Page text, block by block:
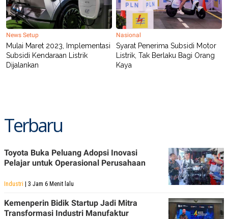
K
G
M
E
D
I
A
.
I
SITEMAP
PEMBERITAAN
SIBER
POLICY
News Setup
Mulai Maret 2023, Implementasi
Subsidi Kendaraan Listrik
Dijalankan
Nasional
Syarat Penerima Subsidi Motor
Listrik, Tak Berlaku Bagi Orang
Kaya
Terbaru
Toyota Buka Peluang Adopsi Inovasi
Pelajar untuk Operasional Perusahaan
Industri | 3 Jam 6 Menit lalu
Kemenperin Bidik Startup Jadi Mitra
Transformasi Industri Manufaktur